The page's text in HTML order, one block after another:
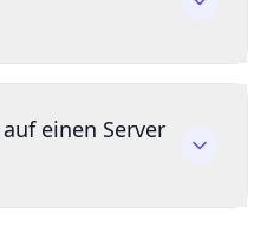
einen Server